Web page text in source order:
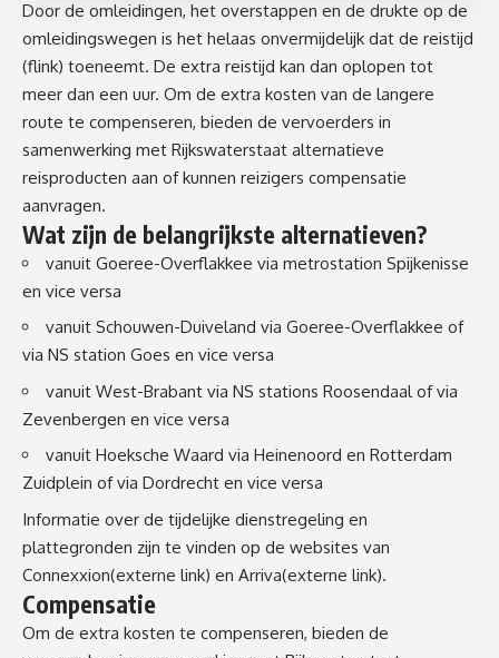
Door de omleidingen, het overstappen en de drukte op de
omleidingswegen is het helaas onvermijdelijk dat de reistijd
(flink) toeneemt. De extra reistijd kan dan oplopen tot
meer dan een uur. Om de extra kosten van de langere
route te compenseren, bieden de vervoerders in
samenwerking met Rijkswaterstaat alternatieve
reisproducten aan of kunnen reizigers compensatie
aanvragen.
Wat zijn de belangrijkste alternatieven?
vanuit Goeree-Overflakkee via metrostation Spijkenisse
en vice versa
vanuit Schouwen-Duiveland via Goeree-Overflakkee of
via NS station Goes en vice versa
vanuit West-Brabant via NS stations Roosendaal of via
Zevenbergen en vice versa
vanuit Hoeksche Waard via Heinenoord en Rotterdam
Zuidplein of via Dordrecht en vice versa
Informatie over de tijdelijke dienstregeling en
plattegronden zijn te vinden op de websites van
Connexxion(externe link) en Arriva(externe link).
Compensatie
Om de extra kosten te compenseren, bieden de